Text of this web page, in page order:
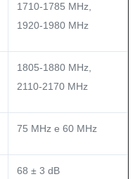
1710-1785 MHz,
1920-1980 MHz
1805-1880 MHz,
2110-2170 MHz
75 MHz e 60 MHz
68 ± 3 dB